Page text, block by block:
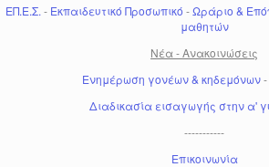
ΕΠ.Ε.Σ. - Εκπαιδευτικό Προσωπικό -Ωράριο &
μαθητών
Νέα - Ανακοινώσεις
Ενημέρωση γονέων & κηδεμόνων-
Διαδικασία εισαγωγής στην α'
-----------
Επικοινωνία